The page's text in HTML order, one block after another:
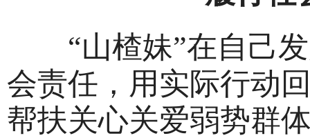
“山楂妹”在自己发
会责任，用实际行动
帮扶关心关爱弱势群